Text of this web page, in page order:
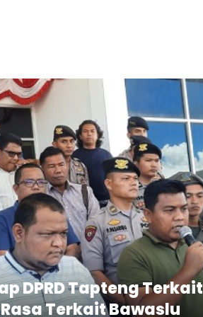
DPRD Tapteng Terkait
Terkait Bawaslu